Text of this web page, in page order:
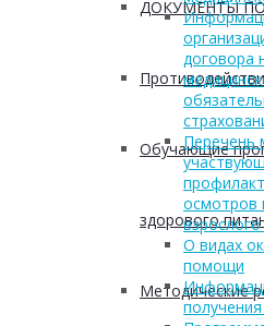
ДОКУМЕНТЫ ПО
Обучающие
здорового
Методические
договора
Перечень
осмотров
О видах
помощи